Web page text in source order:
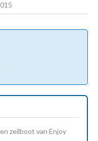
zeilboot van Enjoy